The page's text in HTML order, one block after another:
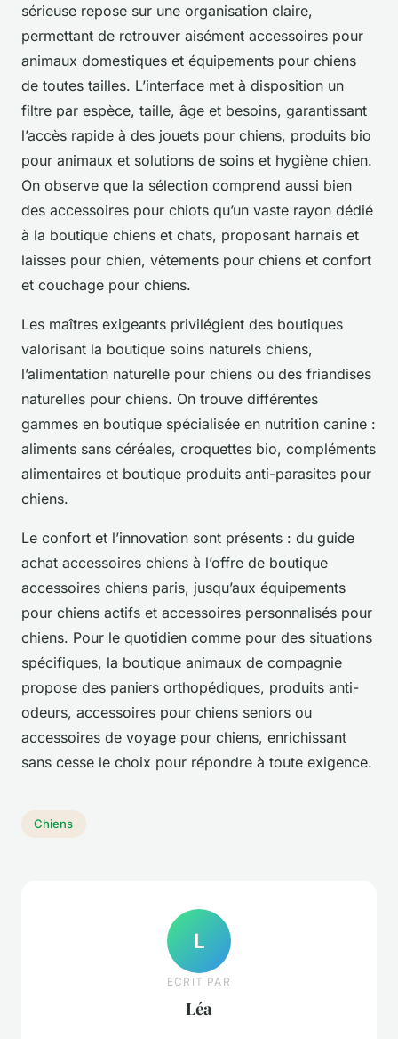
sérieuse repose sur une organisation claire,
permettant de retrouver aisément accessoires pour
animaux domestiques et équipements pour chiens
de toutes tailles. L’interface met à disposition un
filtre par espèce, taille, âge et besoins, garantissant
l’accès rapide à des jouets pour chiens, produits bio
pour animaux et solutions de soins et hygiène chien.
On observe que la sélection comprend aussi bien
des accessoires pour chiots qu’un vaste rayon dédié
à la boutique chiens et chats, proposant harnais et
laisses pour chien, vêtements pour chiens et confort
et couchage pour chiens.
Les maîtres exigeants privilégient des boutiques
valorisant la boutique soins naturels chiens,
l’alimentation naturelle pour chiens ou des friandises
naturelles pour chiens. On trouve différentes
gammes en boutique spécialisée en nutrition canine :
aliments sans céréales, croquettes bio, compléments
alimentaires et boutique produits anti-parasites pour
chiens.
Le confort et l’innovation sont présents : du guide
achat accessoires chiens à l’offre de boutique
accessoires chiens paris, jusqu’aux équipements
pour chiens actifs et accessoires personnalisés pour
chiens. Pour le quotidien comme pour des situations
spécifiques, la boutique animaux de compagnie
propose des paniers orthopédiques, produits anti-
odeurs, accessoires pour chiens seniors ou
accessoires de voyage pour chiens, enrichissant
sans cesse le choix pour répondre à toute exigence.
Chiens
L
ECRIT PAR
Léa